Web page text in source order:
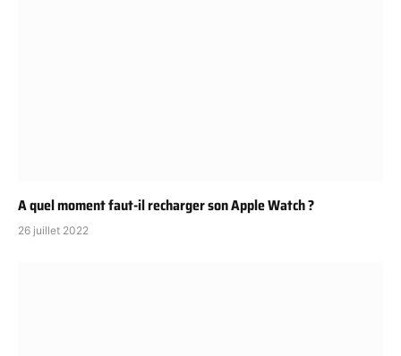
A quel moment faut-il recharger son Apple Watch ?
26 juillet 2022